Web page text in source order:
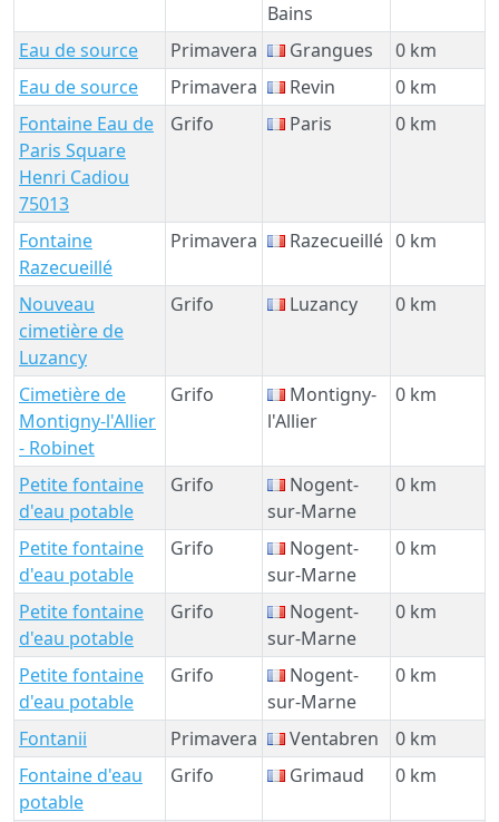
Bains
Eau de source Primavera Grangues
0 km
Eau de source
Primavera Revin
0 km
Fontaine Eau de
Paris Square
Henri Cadiou
75013
Grifo Paris 0 km
Fontaine
Razecueillé
Primavera Razecueillé 0 km
Nouveau
cimetière de
Luzancy
Grifo Luzancy 0 km
Cimetière de
Montigny-l'Allier
- Robinet
Grifo
Montigny-
l'Allier
0 km
Petite fontaine
d'eau potable
Grifo
Nogent-
sur-Marne
0 km
Petite fontaine
d'eau potable
Grifo
Nogent-
sur-Marne
0 km
Petite fontaine
d'eau potable
Grifo
Nogent-
sur-Marne
0 km
Petite fontaine
d'eau potable
Grifo
Nogent-
sur-Marne
0 km
Fontanii Primavera Ventabren
0 km
Fontaine d'eau
potable
Grifo Grimaud 0 km